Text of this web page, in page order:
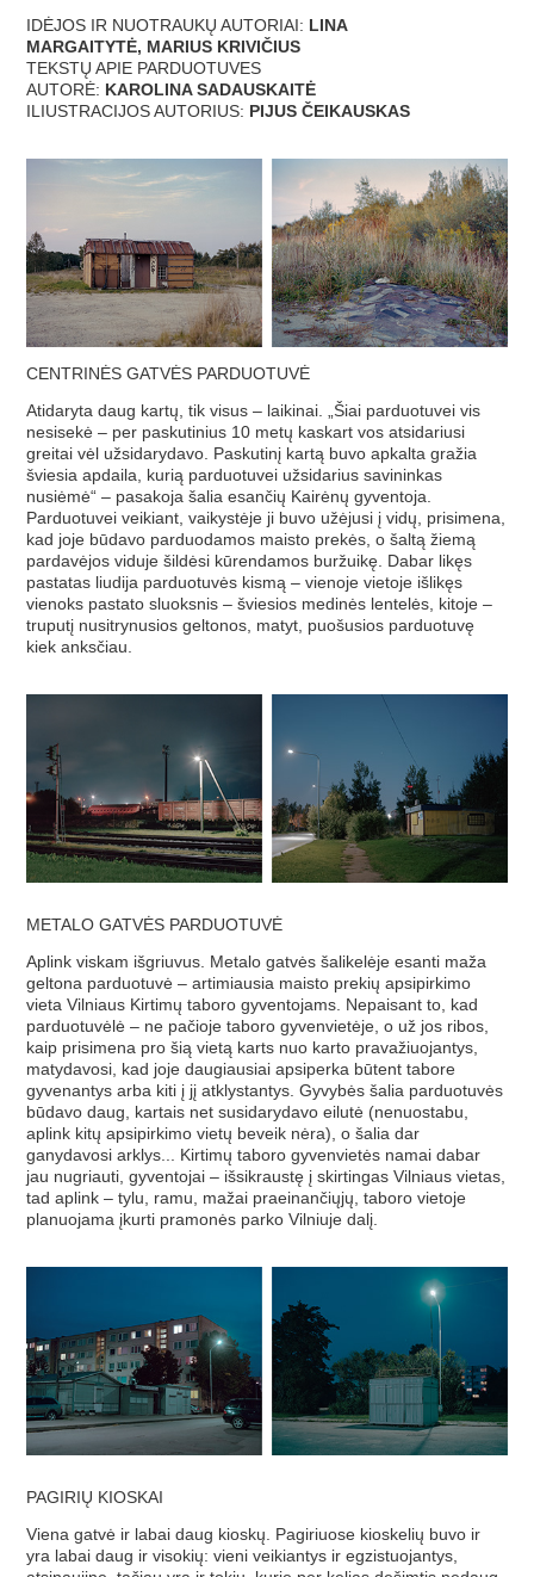
IDĖJOS IR NUOTRAUKŲ AUTORIAI: LINA
MARGAITYTĖ, MARIUS KRIVIČIUS
TEKSTŲ APIE PARDUOTUVES
AUTORĖ: KAROLINA SADAUSKAITĖ
ILIUSTRACIJOS AUTORIUS: PIJUS ČEIKAUSKAS
CENTRINĖS GATVĖS PARDUOTUVĖ
Atidaryta daug kartų, tik visus – laikinai. „Šiai parduotuvei vis
nesisekė – per paskutinius 10 metų kaskart vos atsidariusi
greitai vėl užsidarydavo. Paskutinį kartą buvo apkalta gražia
šviesia apdaila, kurią parduotuvei užsidarius savininkas
nusiėmė“ – pasakoja šalia esančių Kairėnų gyventoja.
Parduotuvei veikiant, vaikystėje ji buvo užėjusi į vidų, prisimena,
kad joje būdavo parduodamos maisto prekės, o šaltą žiemą
pardavėjos viduje šildėsi kūrendamos buržuikę. Dabar likęs
pastatas liudija parduotuvės kismą – vienoje vietoje išlikęs
vienoks pastato sluoksnis – šviesios medinės lentelės, kitoje –
truputį nusitrynusios geltonos, matyt, puošusios parduotuvę
kiek anksčiau.
METALO GATVĖS PARDUOTUVĖ
Aplink viskam išgriuvus. Metalo gatvės šalikelėje esanti maža
geltona parduotuvė – artimiausia maisto prekių apsipirkimo
vieta Vilniaus Kirtimų taboro gyventojams. Nepaisant to, kad
parduotuvėlė – ne pačioje taboro gyvenvietėje, o už jos ribos,
kaip prisimena pro šią vietą karts nuo karto pravažiuojantys,
matydavosi, kad joje daugiausiai apsiperka būtent tabore
gyvenantys arba kiti į jį atklystantys. Gyvybės šalia parduotuvės
būdavo daug, kartais net susidarydavo eilutė (nenuostabu,
aplink kitų apsipirkimo vietų beveik nėra), o šalia dar
ganydavosi arklys... Kirtimų taboro gyvenvietės namai dabar
jau nugriauti, gyventojai – išsikraustę į skirtingas Vilniaus vietas,
tad aplink – tylu, ramu, mažai praeinančiųjų, taboro vietoje
planuojama įkurti pramonės parko Vilniuje dalį.
PAGIRIŲ KIOSKAI
Viena gatvė ir labai daug kioskų. Pagiriuose kioskelių buvo ir
yra labai daug ir visokių: vieni veikiantys ir egzistuojantys,